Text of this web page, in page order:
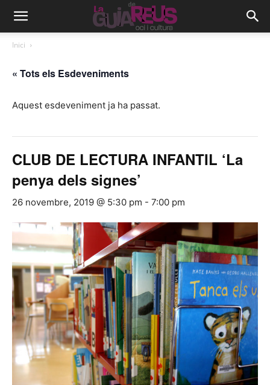
Inici
« Tots els Esdeveniments
Aquest esdeveniment ja ha passat.
CLUB DE LECTURA INFANTIL ‘La
penya dels signes’
26 novembre, 2019 @ 5:30 pm - 7:00 pm